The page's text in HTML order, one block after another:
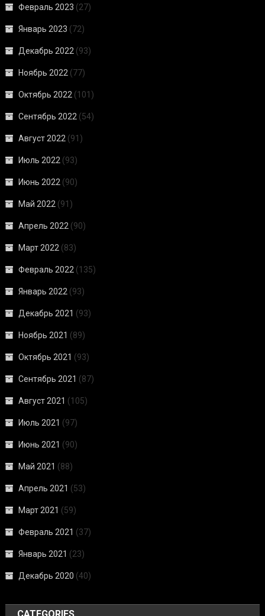
Февраль 2023 (27)
Январь 2023 (72)
Декабрь 2022 (93)
Ноябрь 2022 (77)
Октябрь 2022 (101)
Сентябрь 2022 (54)
Август 2022 (91)
Июль 2022 (93)
Июнь 2022 (90)
Май 2022 (91)
Апрель 2022 (90)
Март 2022 (83)
Февраль 2022 (135)
Январь 2022 (93)
Декабрь 2021 (93)
Ноябрь 2021 (89)
Октябрь 2021 (93)
Сентябрь 2021 (87)
Август 2021 (105)
Июль 2021 (97)
Июнь 2021 (90)
Май 2021 (88)
Апрель 2021 (53)
Март 2021 (59)
Февраль 2021 (37)
Январь 2021 (23)
Декабрь 2020 (40)